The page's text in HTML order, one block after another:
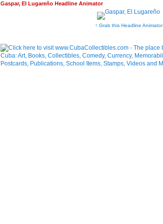
Gaspar, El Lugareño Headline Animator
↑ Grab this Headline Animator